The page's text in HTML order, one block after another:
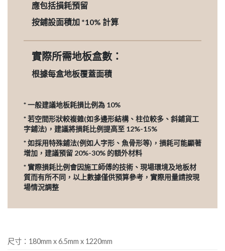
應包括損耗預留
按鋪設面積加 *10% 計算
實際所需地板盒數：
根據每盒地板覆蓋面積
* 一般建議地板耗損比例為 10%
* 若空間形狀較複雜(如多邊形結構、柱位較多、斜鋪貨工
字鋪法)，建議將損耗比例提高至 12%-15%
* 如採用特殊鋪法(例如人字形、魚骨形等)，損耗可能顯著
增加，建議預留 20%-30% 的額外材料
* 實際損耗比例會因施工師傅的技術、現場環境及地板材
質而有所不同，以上數據僅供預算參考，實際用量請按現
場情況調整
尺寸：180mm x 6.5mm x 1220mm